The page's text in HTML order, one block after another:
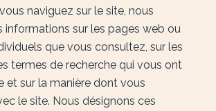
naviguez sur le site, nous
informations sur les pages web ou
que vous consultez, sur les
termes de recherche qui vous ont
et sur la manière dont vous
le site. Nous désignons ces